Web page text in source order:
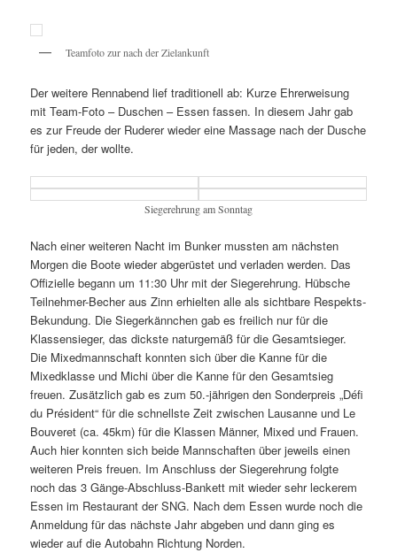
Teamfoto zur nach der Zielankunft
Der weitere Rennabend lief traditionell ab: Kurze Ehrerweisung
mit Team-Foto – Duschen – Essen fassen. In diesem Jahr gab
es zur Freude der Ruderer wieder eine Massage nach der Dusche
für jeden, der wollte.
Siegerehrung am Sonntag
Nach einer weiteren Nacht im Bunker mussten am nächsten
Morgen die Boote wieder abgerüstet und verladen werden. Das
Offizielle begann um 11:30 Uhr mit der Siegerehrung. Hübsche
Teilnehmer-Becher aus Zinn erhielten alle als sichtbare Respekts-
Bekundung. Die Siegerkännchen gab es freilich nur für die
Klassensieger, das dickste naturgemäß für die Gesamtsieger.
Die Mixedmannschaft konnten sich über die Kanne für die
Mixedklasse und Michi über die Kanne für den Gesamtsieg
freuen. Zusätzlich gab es zum 50.-jährigen den Sonderpreis „Défi
du Président“ für die schnellste Zeit zwischen Lausanne und Le
Bouveret (ca. 45km) für die Klassen Männer, Mixed und Frauen.
Auch hier konnten sich beide Mannschaften über jeweils einen
weiteren Preis freuen. Im Anschluss der Siegerehrung folgte
noch das 3 Gänge-Abschluss-Bankett mit wieder sehr leckerem
Essen im Restaurant der SNG. Nach dem Essen wurde noch die
Anmeldung für das nächste Jahr abgeben und dann ging es
wieder auf die Autobahn Richtung Norden.